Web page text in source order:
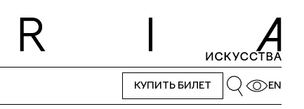
КУПИТЬ БИЛЕТ EN